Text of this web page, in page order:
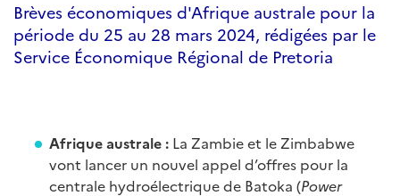
Brèves économiques d'Afrique australe pour la
période du 25 au 28 mars 2024, rédigées par le
Service Économique Régional de Pretoria
Afrique australe : La Zambie et le Zimbabwe
vont lancer un nouvel appel d’offres pour la
centrale hydroélectrique de Batoka (Power